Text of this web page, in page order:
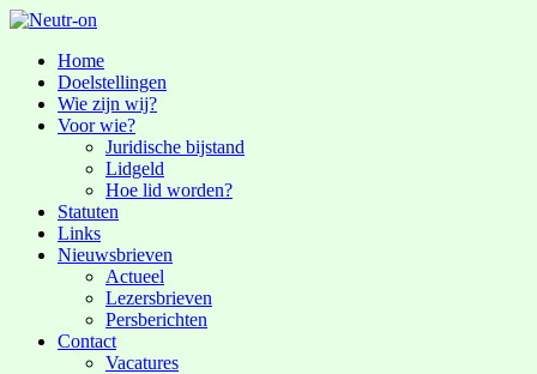
Home
Doelstellingen
Wie zijn wij?
Voor wie?
Juridische bijstand
Lidgeld
Hoe lid worden?
Statuten
Links
Nieuwsbrieven
Actueel
Lezersbrieven
Persberichten
Contact
Vacatures